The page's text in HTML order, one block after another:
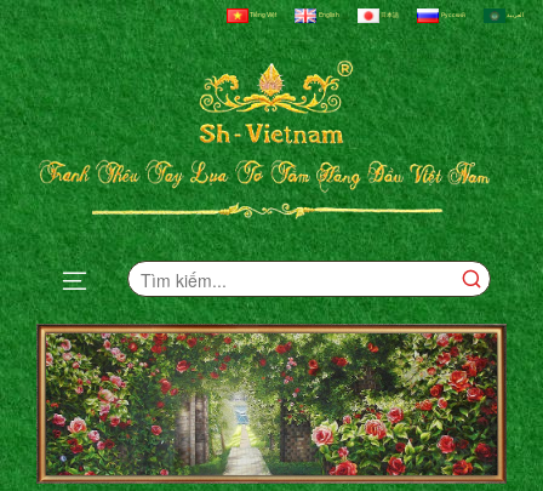
Tiếng Việt English 日本語 Русский العربية